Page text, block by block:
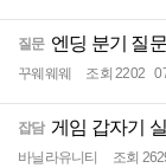
질문 엔딩 분기 질
꾸웨웨웨 조회 2202
잡담 게임 갑자기
바닐라유니티 조회